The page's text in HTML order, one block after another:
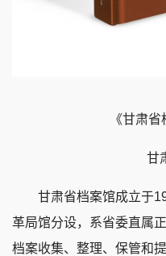
《甘肃省档
甘肃
甘肃省档案馆成立于
革局馆分设，系省委直属
档案收集、整理、保管和